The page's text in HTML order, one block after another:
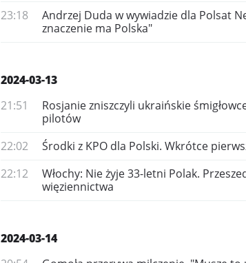
23:18
Andrzej Duda w wywiadzie dla Polsat
znaczenie ma Polska"
2024-03-13
21:51
Rosjanie zniszczyli ukraińskie
pilotów
22:02
Środki z KPO dla Polski. Wkrótce
22:12
Włochy: Nie żyje 33-letni Polak.
więziennictwa
2024-03-14